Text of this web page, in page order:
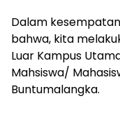
Dalam
bahwa, kita
Luar Kampus
Mahsiswa/
Buntumalangka.